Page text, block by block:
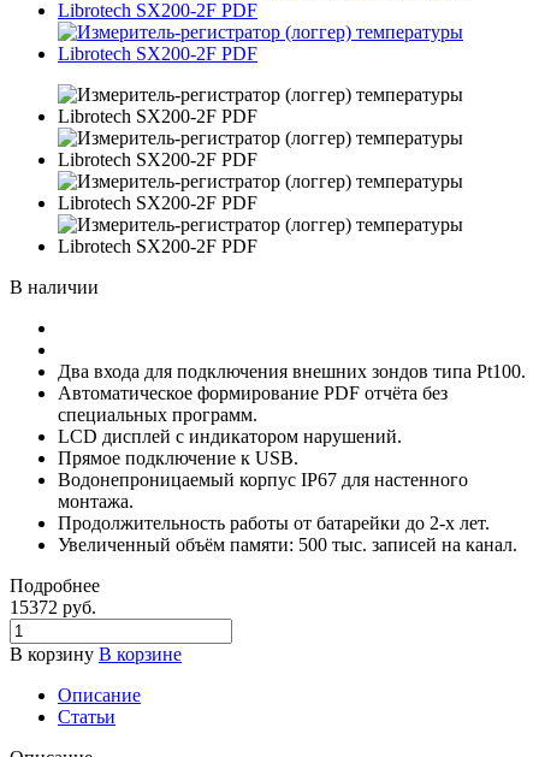
В наличии
Два входа для подключения внешних зондов типа Pt100.
Автоматическое формирование PDF отчёта без
специальных программ.
LCD дисплей с индикатором нарушений.
Прямое подключение к USB.
Водонепроницаемый корпус IP67 для настенного
монтажа.
Продолжительность работы от батарейки до 2-х лет.
Увеличенный объём памяти: 500 тыс. записей на канал.
Подробнее
15372 руб.
В корзину В корзине
Описание
Статьи